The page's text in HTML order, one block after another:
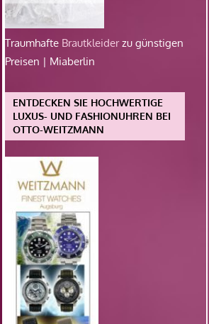
Traumhafte Brautkleiderzu günstigen
Preisen | Miaberlin
ENTDECKEN SIE HOCHWERTIGE
LUXUS- UND FASHIONUHREN BEI
OTTO-WEITZMANN